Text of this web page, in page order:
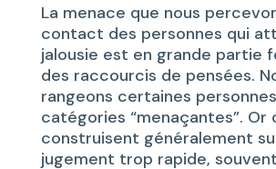
La menace que nous
contact des personnes qui
jalousie est en grande partie
des raccourcis de pensées.
rangeons certaines
catégories “menaçantes”. Or
construisent généralement
jugement trop rapide,